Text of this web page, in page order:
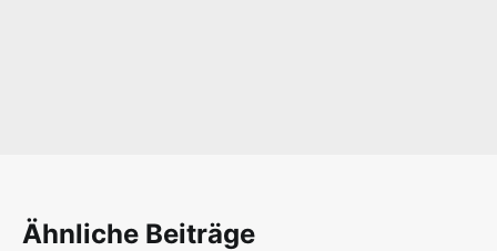
Ähnliche Beiträge